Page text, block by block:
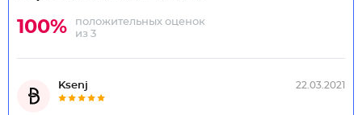
100%
положительных оценок
из 3
Ksenj 22.03.2021